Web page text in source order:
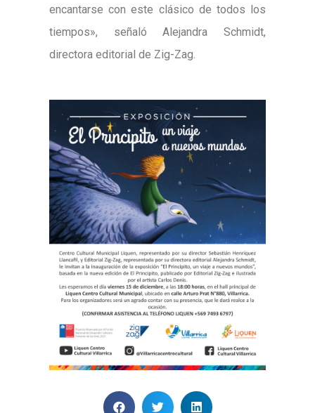
encantarse con este clásico de todos los
tiempos», señaló Alejandra Schmidt,
directora editorial de Zig-Zag.